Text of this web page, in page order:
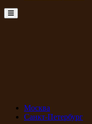
Menu
Москва
Санкт-Петербург